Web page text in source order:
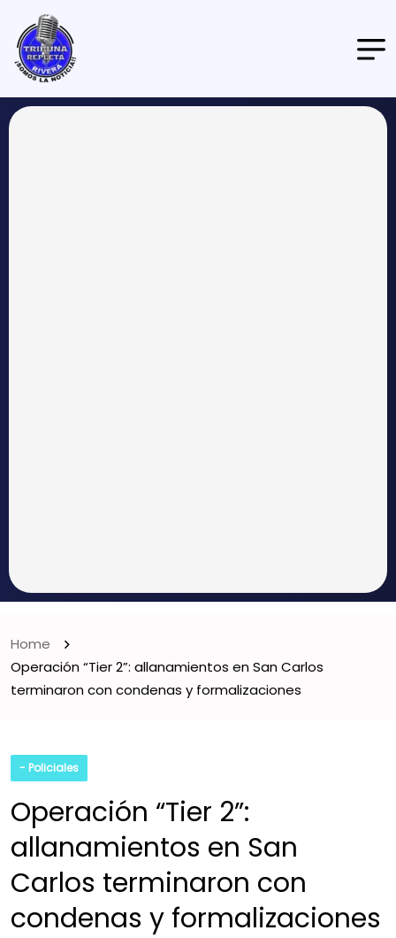
Home
Operación “Tier 2”: allanamientos en San Carlos
terminaron con condenas y formalizaciones
- Policiales
Operación “Tier 2”:
allanamientos en San
Carlos terminaron con
condenas y formalizaciones